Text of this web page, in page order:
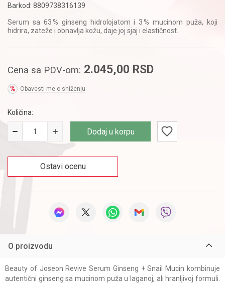
Barkod: 8809738316139
Serum sa 63 % ginseng hidrolojatom i 3 % mucinom puža, koji
hidrira, zateže i obnavlja kožu, daje joj sjaj i elastičnost.
Cena sa PDV-om: 2.045,00 RSD
Obavesti me o sniženju
Količina:
Dodaj u korpu
Ostavi ocenu
O proizvodu
Beauty of Joseon Revive Serum Ginseng + Snail Mucin kombinuje
autentični ginseng sa mucinom puža u laganoj, ali hranljivoj formuli.